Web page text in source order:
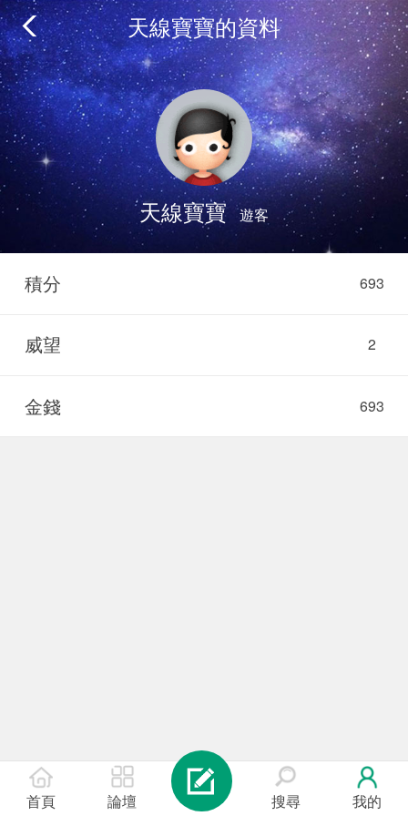
天線寶寶的資料
天線寶寶 遊客
693
積分
2
威望
693
金錢
首頁 論壇 搜尋 我的